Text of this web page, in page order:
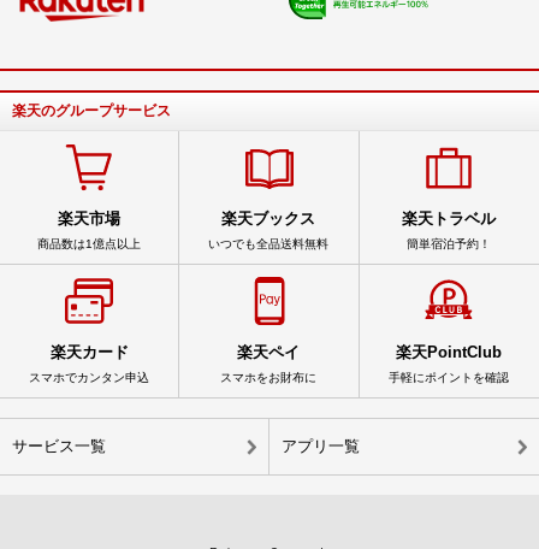
楽天のグループサービス
楽天市場
商品数は1億点以上
楽天ブックス
いつでも全品送料無料
楽天トラベル
簡単宿泊予約！
楽天カード
スマホでカンタン申込
楽天ペイ
スマホをお財布に
楽天PointClub
手軽にポイントを確認
サービス一覧 アプリ一覧